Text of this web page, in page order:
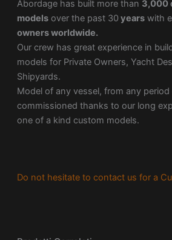
Abordage has built more than 3,000
modelsover the past 30 yearswith
owners worldwide.
Our crew has great experience in
models for Private Owners, Yacht
Shipyards.
Model of any vessel, from any period
commissioned thanks to our long
one of a kind custom models.
Do not hesitate to contact us for a